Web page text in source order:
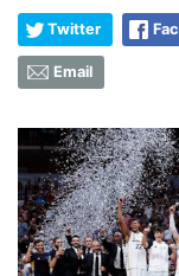
Twitter
Email